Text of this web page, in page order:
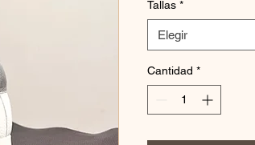
Tallas *
Elegir
Cantidad *